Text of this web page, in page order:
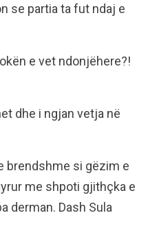
se partia ta fut ndaj e
e vet ndonjëhere?!
dhe i ngjan vetja në
brendshme si gëzim e
me shpoti gjithçka e
derman. Dash Sula